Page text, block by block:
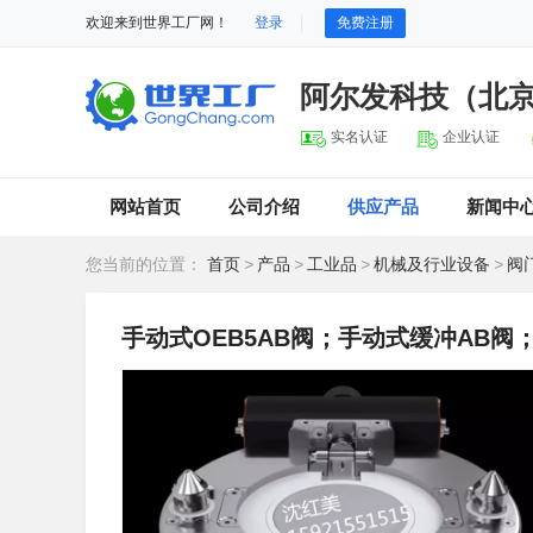
欢迎来到世界工厂网！ 登录 免费注册
阿尔发科技（北
实名认证 企业认证
网站首页 公司介绍 供应产品 新闻中
您当前的位置： 首页 > 产品 > 工业品 >机械及行业设备 > 阀
手动式OEB5AB阀；手动式缓冲AB阀